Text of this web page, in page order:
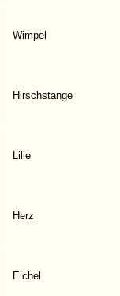
Wimpel
Hirschstange
Lilie
Herz
Eichel